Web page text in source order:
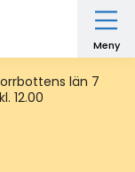
Meny
län 7
12.00